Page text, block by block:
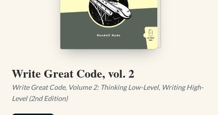
Write Great Code, vol. 2
Write Great Code, Volume 2: Thinking Low-Level, Writing High-
Level (2nd Edition)